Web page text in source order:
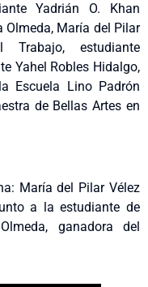
Yadrián O. Khan
Olmeda, María del Pilar
Trabajo, estudiante
Yahel Robles Hidalgo,
Escuela Lino Padrón
de Bellas Artes en
María del Pilar Vélez
a la estudiante de
ganadora del